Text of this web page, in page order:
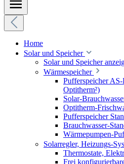
Home
Solar und Speicher
Solar und Speicher
Wärmespeicher
Pufferspeicher
Optitherm²)
Solar-
Optitherm-
Pufferspeicher
Brauchwasser-
Wärmepumpen-
Solarregler, Heizungs-
Thermostate,
Frei